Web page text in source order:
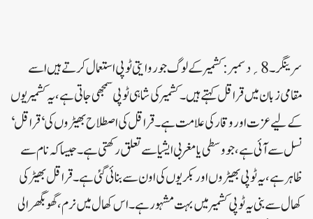
سرینگر۔ 8؍ دسمبر:کشمیر کے لوگ جو روایتی ٹوپی استعمال کرتے ہیں اسے
مقامی زبان میں قراقل کہتے ہیں۔ کشمیر کی شاہی ٹوپی سمجھی جاتی ہے، یہ کشمیریوں
کے لیے عزت اور وقار کی علامت ہے۔قراقل کی اصطلاح بھیڑوں کی ‘ قراقل‘
نسل سے آئی ہے، جو وسطی یا مغربی ایشیا سے تعلق رکھتی ہے۔ جیسا کہ نام سے
ظاہر ہے، یہ ٹوپی بھیڑوں اور بکریوں کی اون سے بنائی گئی ہے۔ قراقل بھیڑ کی
کھال سے بنی یہ ٹوپی کشمیر میں بہت مشہور ہے۔ اس کھال میں نرم، گھوبگھرالی